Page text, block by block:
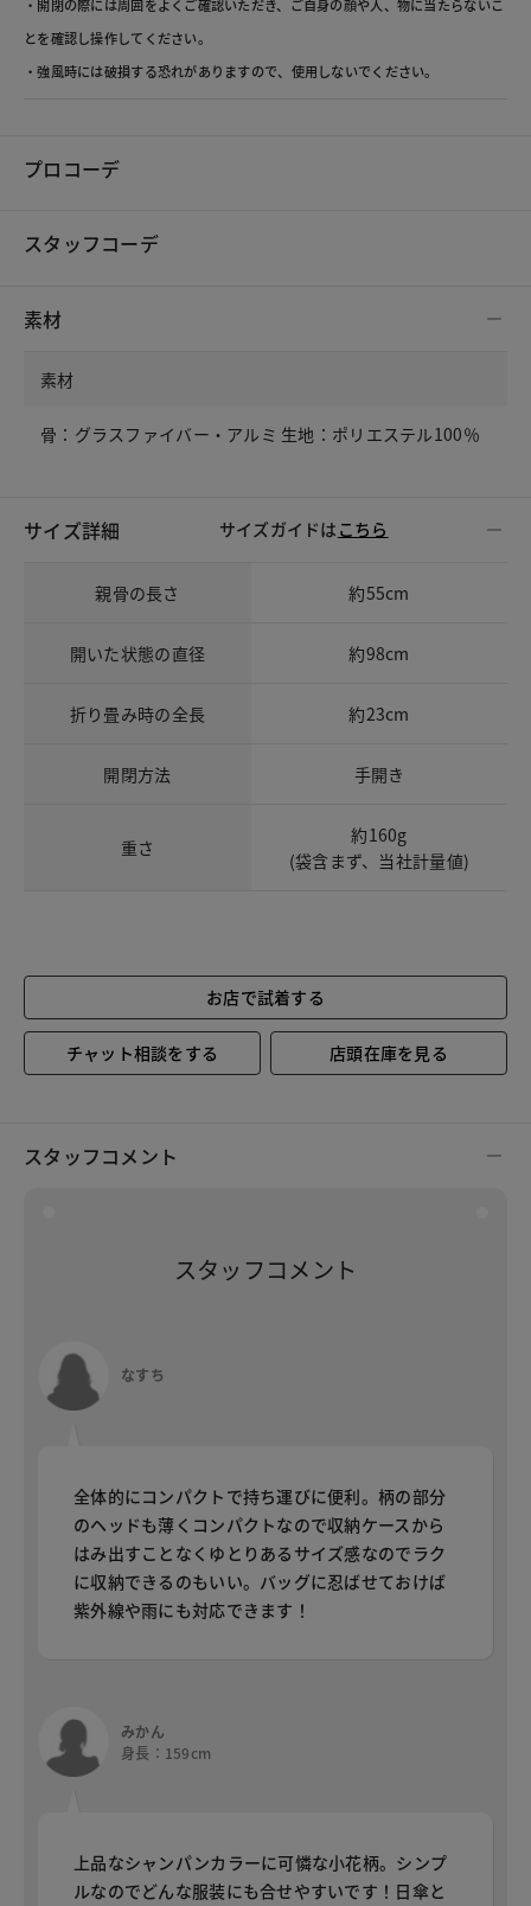
・開閉の際には周囲をよくご確認いただき、ご自身の顔や人、物に当たらないこ
とを確認し操作してください。
・強風時には破損する恐れがありますので、使用しないでください。
プロコーデ
スタッフコーデ
素材
素材
骨：グラスファイバー・アルミ 生地：ポリエステル100％
サイズ詳細 サイズガイドは こちら
親骨の長さ 約55cm
開いた状態の直径 約98cm
折り畳み時の全長 約23cm
開閉方法 手開き
重さ
約160g
(袋含まず、当社計量値)
お店で試着する
チャット相談をする 店頭在庫を見る
スタッフコメント
スタッフコメント
なすち
全体的にコンパクトで持ち運びに便利。柄の部分
のヘッドも薄くコンパクトなので収納ケースから
はみ出すことなくゆとりあるサイズ感なのでラク
に収納できるのもいい。バッグに忍ばせておけば
紫外線や雨にも対応できます！
みかん
身長：159cm
上品なシャンパンカラーに可憐な小花柄。シンプ
ルなのでどんな服装にも合せやすいです！日傘と